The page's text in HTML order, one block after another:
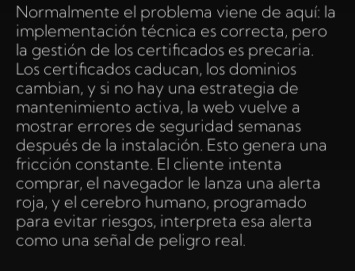
Normalmente el problema viene de aquí: la
implementación técnica es correcta, pero
la gestión de los certificados es precaria.
Los certificados caducan, los dominios
cambian, y si no hay una estrategia de
mantenimiento activa, la web vuelve a
mostrar errores de seguridad semanas
después de la instalación. Esto genera una
fricción constante. El cliente intenta
comprar, el navegador le lanza una alerta
roja, y el cerebro humano, programado
para evitar riesgos, interpreta esa alerta
como una señal de peligro real.